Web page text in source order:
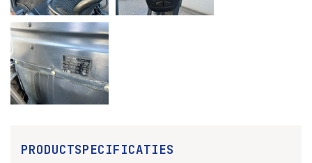
PRODUCTSPECIFICATIES